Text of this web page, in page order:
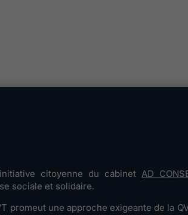
citoyenne du cabinetAD
sociale et solidaire.
promeut une approche exigeante de la